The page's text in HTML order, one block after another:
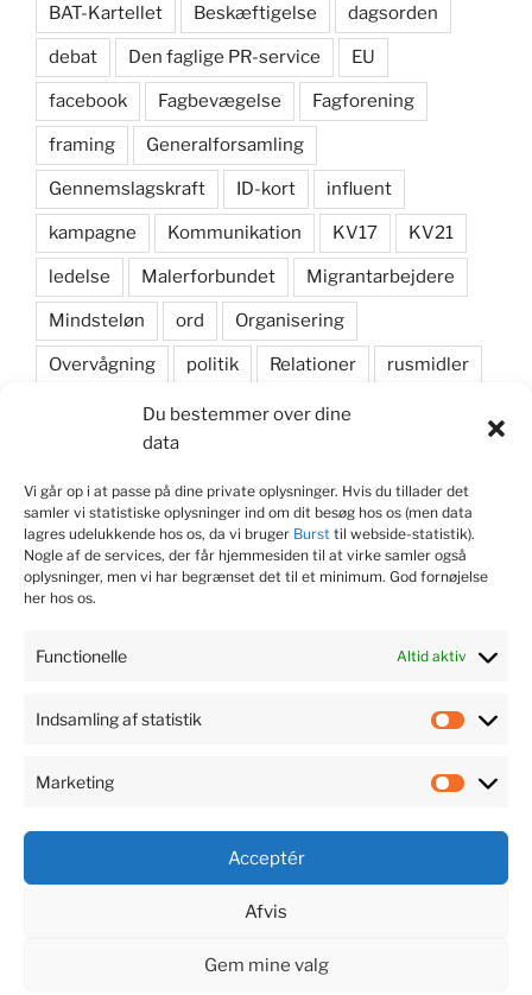
Du bestemmer over dine
data
Vi går op i at passe på dine private oplysninger. Hvis du tillader det
samler vi statistiske oplysninger ind om dit besøg hos os (men data
lagres udelukkende hos os, da vi bruger Burst til webside-statistik).
Nogle af de services, der får hjemmesiden til at virke samler også
oplysninger, men vi har begrænset det til et minimum. God fornøjelse
her hos os.
Functionelle Altid aktiv
Indsamling af statistik
Marketing
Acceptér
Afvis
Gem mine valg
BAT-Kartellet Beskæftigelse dagsorden
debat Den faglige PR-service EU
facebook Fagbevægelse Fagforening
framing Generalforsamling
Gennemslagskraft ID-kort influent
kampagne Kommunikation KV17 KV21
ledelse Malerforbundet Migrantarbejdere
Mindsteløn ord Organisering
Overvågning politik Relationer rusmidler
samarbejde Samfundsansvar
skyddsombud
sociale medier Strategi valgkamp
KONTAKT JOURNALIST